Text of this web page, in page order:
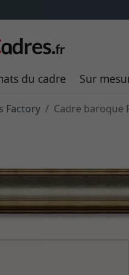
du cadre Sur
Factory
Cadre baroque